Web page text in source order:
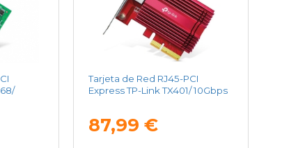
Tarjeta de Red RJ45-PCI
Express TP-Link TX401/ 10Gbps
87,99 €